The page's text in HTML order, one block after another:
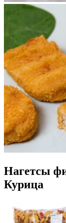
Нагетсы
Курица